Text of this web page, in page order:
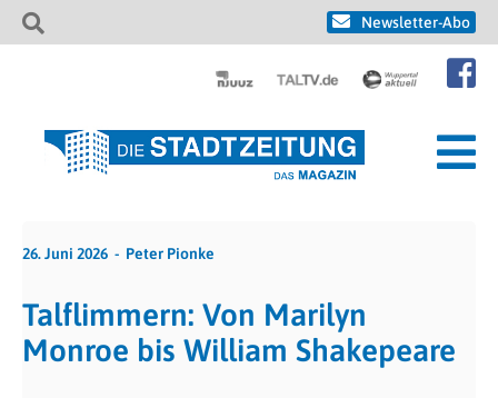
Newsletter-Abo
26. Juni 2026 Peter Pionke
Talflimmern: Von Marilyn
Monroe bis William Shakepeare